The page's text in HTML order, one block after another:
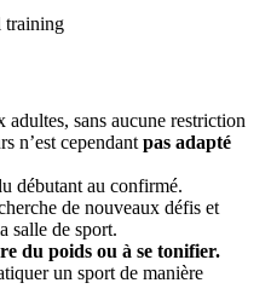
training
adultes, sans aucune restriction
n’est cependant pas adapté
débutant au confirmé.
de nouveaux défis et
salle de sport.
du poids ou à se tonifier.
un sport de manière